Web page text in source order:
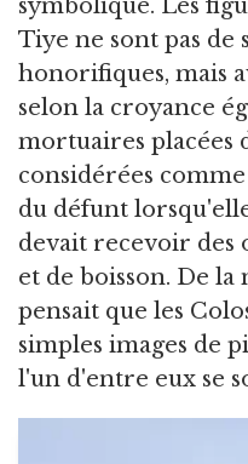
symbolique. Les
Tiye ne sont pas de
honorifiques, mais
selon la croyance
mortuaires placées
considérées
du défunt
devait recevoir
et de boisson. De
pensait que les
simples images de
l'un d'entre eux se